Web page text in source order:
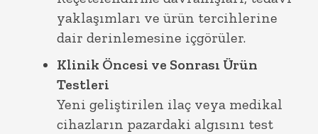
yaklaşımları ve ürün tercihlerine
dair derinlemesine içgörüler.
Klinik Öncesi ve Sonrası Ürün
Testleri
Yeni geliştirilen ilaç veya medikal
cihazların pazardaki algısını test